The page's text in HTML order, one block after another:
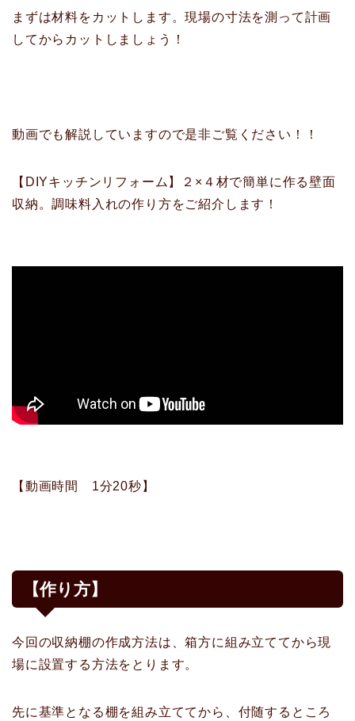
まずは材料をカットします。現場の寸法を測って計画
してからカットしましょう！
動画でも解説していますので是非ご覧ください！！
【DIYキッチンリフォーム】２×４材で簡単に作る壁面
収納。調味料入れの作り方をご紹介します！
【動画時間 1分20秒】
【作り方】
今回の収納棚の作成方法は、箱方に組み立ててから現
場に設置する方法をとります。
先に基準となる棚を組み立ててから、付随するところ